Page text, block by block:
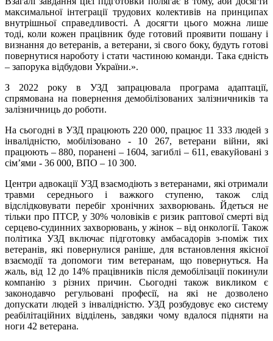
максимальної інтеграції трудових колективів на принципах
внутрішньої справедливості. А досягти цього можна лише
тоді, коли кожен працівник буде готовий проявити пошану і
визнання до ветеранів, а ветерани, зі свого боку, будуть готові
повернутися нароботу і стати частиною команди. Така єдність
– запорука відбудови України.».
З 2022 року в УЗД запрацювала програма адаптації,
спрямована на повернення демобілізованих залізничників та
залізничниць до роботи.
На сьогодні в УЗД працюють 220 000, працює 11 333 людей з
інвалідністю, мобілізовано - 10 267, ветерани війни, які
працюють – 880, поранені – 1604, загиблі – 611, евакуйовані з
сімʼями - 36 000, ВПО – 10 300.
Центри адвокації УЗД взаємодіють з ветеранами, які отримали
травми середнього і важкого ступеню, також слід
відслідковувати перебіг хронічних захворювань. Йдеться не
тільки про ПТСР, у 30% чоловіків є ризик раптової смерті від
серцево-судинних захворювань, у жінок – від онкології. Також
політика УЗД включає підготовку амбасадорів з-поміж тих
ветеранів, які повернулися раніше, для встановлення якісної
взаємодії та допомоги тим ветеранам, що повернуться. На
жаль, від 12 до 14% працівників після демобілізації покинули
компанію з різних причин. Сьогодні також викликом є
законодавчо регульовані професії, на які не дозволено
допускати людей з інвалідністю. УЗД розбудовує еко систему
реабілітаційних відділень, завдяки чому вдалося підняти на
ноги 42 ветерана.